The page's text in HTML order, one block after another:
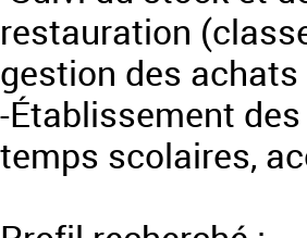
restauration
gestion des
-Établissement
temps scolaires,